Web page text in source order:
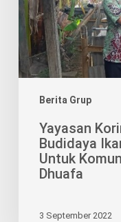
Berita Grup
Ikan
Lele
Tahap
Kedua
Untuk
Komunitas
Yatim
Dhuafa
Yayasan
Budidaya
Untuk
Dhuafa
3 September 2022